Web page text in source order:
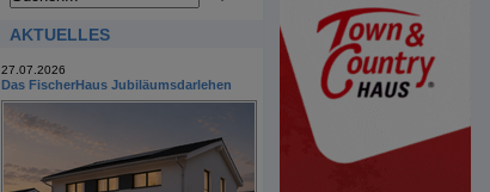
AKTUELLES
27.07.2026
Das FischerHaus Jubiläumsdarlehen